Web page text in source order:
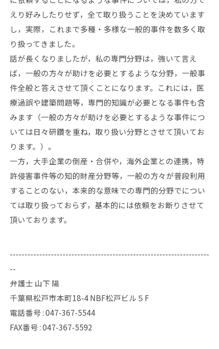
えり好みしたりせず，全て取り扱うことを決めています
し，実際，これまで多種・多様な一般的事件を数多く取
り扱ってきました。
話が長くなりましたが，私の専門分野は，強いて言え
ば，一般の方々が助けを必要とするような分野，一般事
件全般と答えさせて頂くことになります。これには，医
療過誤や建築問題等，専門的知識が必要となる事件も含
みます（一般の方々が助けを必要とするような事件につ
いては日々研鑽を重ね，取り扱い分野とさせて頂いてお
ります。）。
一方，大手企業の倒産・合併や，海外企業との連携，特
許侵害事件等の知的財産分野等，一般の方々が普段利用
することのない，本来的な意味での専門的分野でについ
ては取り扱っておらず，基本的には依頼をお断りさせて
頂いております。
--------------------------------------------------------------------
--
弁護士 山下 陽
千葉県松戸市本町18-4 NBF松戸ビル５F
電話番号 :047-367-5544
FAX番号 :047-367-5592